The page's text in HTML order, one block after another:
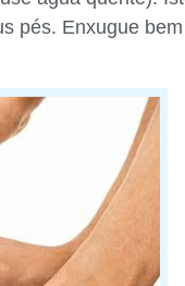
pés. Enxugue